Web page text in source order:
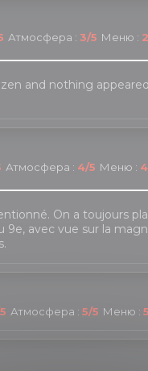
Атмосфера : 3/5 Меню : 2
and nothing
Атмосфера : 4/5 Меню : 4
On a toujours
9e, avec vue sur la
Атмосфера : 5/5 Меню : 5